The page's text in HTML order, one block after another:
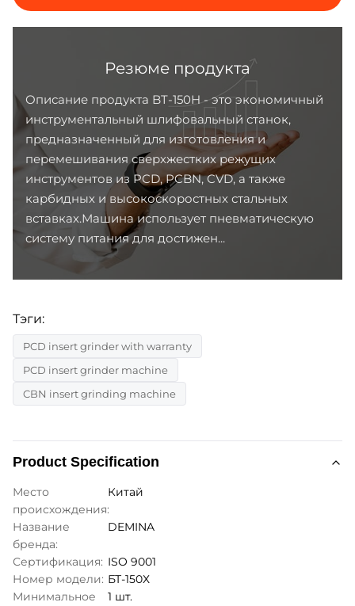
Резюме продукта
Описание продукта BT-150H - это экономичный
инструментальный шлифовальный станок,
предназначенный для изготовления и
перемешивания сверхжестких режущих
инструментов из PCD, PCBN, CVD, а также
карбидных и высокоскоростных стальных
вставках.Машина использует пневматическую
систему питания для достижен...
Тэги:
PCD insert grinder with warranty
PCD insert grinder machine
CBN insert grinding machine
Product Specification
Место
происхождения:
Китай
Название
бренда:
DEMINA
Сертификация: ISO 9001
Номер модели: БТ-150Х
Минимальное
1 шт.